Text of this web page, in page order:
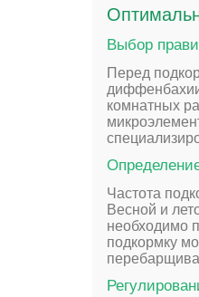
Выбор
Перед
комнатных
Частота
Весной и
необходимо
подкормку